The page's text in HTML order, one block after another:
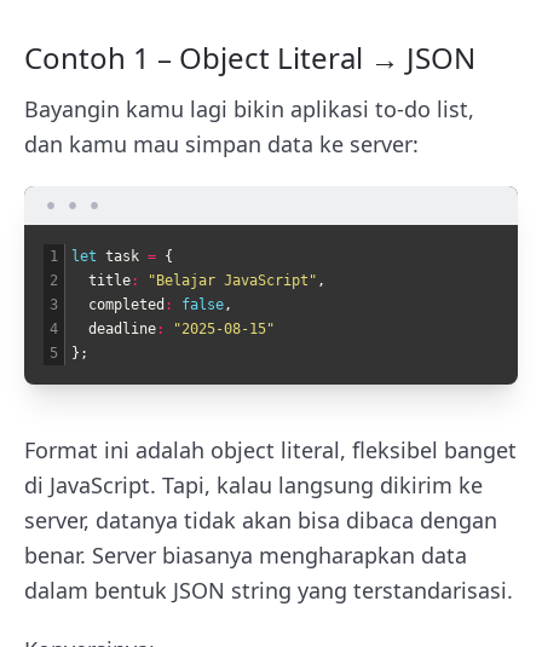
Contoh 1 – Object Literal → JSON
Bayangin kamu lagi bikin aplikasi to-do list,
dan kamu mau simpan data ke server:
1
2
3
4
5
let task = {
title: "Belajar JavaScript" ,
completed : false ,
deadline:
"2025-08-15"
} ;
Format ini adalah object literal, fleksibel banget
di JavaScript. Tapi, kalau langsung dikirim ke
server, datanya tidak akan bisa dibaca dengan
benar. Server biasanya mengharapkan data
dalam bentuk JSON string yang terstandarisasi.